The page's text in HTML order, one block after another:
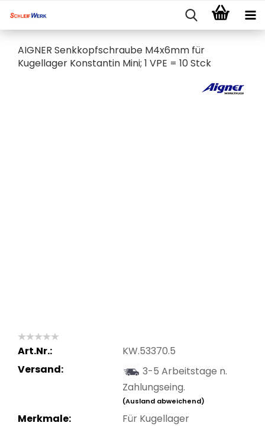
AIGNER Senkkopfschraube M4x6mm für
Kugellager Konstantin Mini; 1 VPE = 10 Stck
Art.Nr.:
KW.53370.5
Versand:
3-5 Arbeitstage n.
Zahlungseing.
(Ausland abweichend)
Merkmale:
Für Kugellager